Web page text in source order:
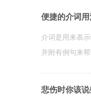
便捷的介词
介词是用来表
并附有例句来
悲伤时你该